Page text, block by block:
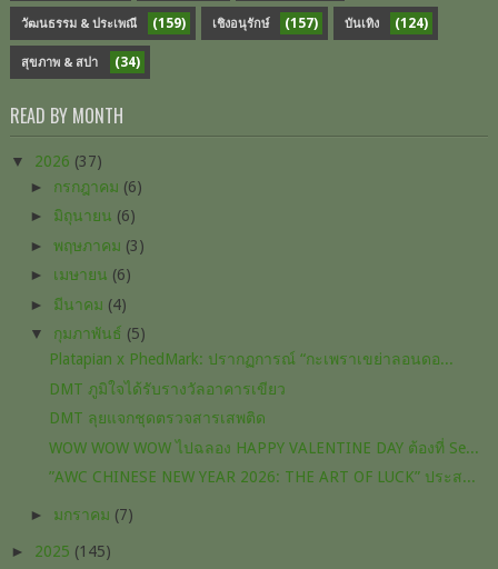
วัฒนธรรม & ประเพณี (159) เชิงอนุรักษ์ (157) บันเทิง (124)
สุขภาพ & สปา (34)
READ BY MONTH
▼ 2026 (37)
► กรกฎาคม (6)
► มิถุนายน (6)
► พฤษภาคม (3)
► เมษายน (6)
► มีนาคม (4)
▼ กุมภาพันธ์ (5)
Platapian x PhedMark: ปรากฏการณ์ “กะเพราเขย่าลอนดอ...
DMT ภูมิใจได้รับรางวัลอาคารเขียว
DMT ลุยแจกชุดตรวจสารเสพติด
WOW WOW WOW ไปฉลอง HAPPY VALENTINE DAY ต้องที่ Se...
”AWC CHINESE NEW YEAR 2026: THE ART OF LUCK” ประส...
► มกราคม (7)
► 2025 (145)